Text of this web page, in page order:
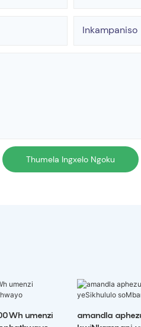
Inkampaniso
Thumela Ingxelo Ngoku
umenzi
amandla